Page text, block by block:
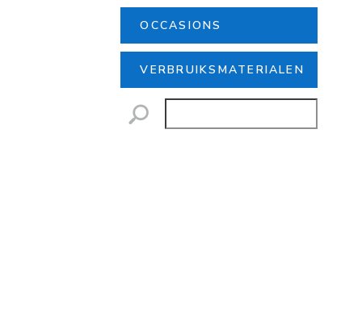
OCCASIONS
VERBRUIKSMATERIALEN